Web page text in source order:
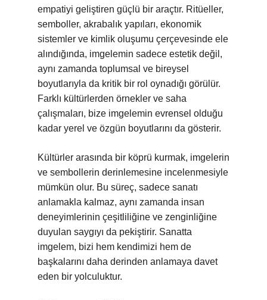
empatiyi geliştiren güçlü bir araçtır. Ritüeller,
semboller, akrabalık yapıları, ekonomik
sistemler ve kimlik oluşumu çerçevesinde ele
alındığında, imgelemin sadece estetik değil,
aynı zamanda toplumsal ve bireysel
boyutlarıyla da kritik bir rol oynadığı görülür.
Farklı kültürlerden örnekler ve saha
çalışmaları, bize imgelemin evrensel olduğu
kadar yerel ve özgün boyutlarını da gösterir.
Kültürler arasında bir köprü kurmak, imgelerin
ve sembollerin derinlemesine incelenmesiyle
mümkün olur. Bu süreç, sadece sanatı
anlamakla kalmaz, aynı zamanda insan
deneyimlerinin çeşitliliğine ve zenginliğine
duyulan saygıyı da pekiştirir. Sanatta
imgelem, bizi hem kendimizi hem de
başkalarını daha derinden anlamaya davet
eden bir yolculuktur.